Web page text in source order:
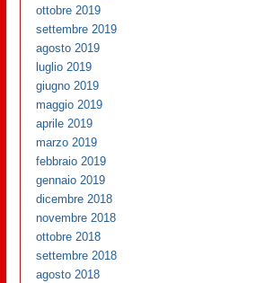
ottobre 2019
settembre 2019
agosto 2019
luglio 2019
giugno 2019
maggio 2019
aprile 2019
marzo 2019
febbraio 2019
gennaio 2019
dicembre 2018
novembre 2018
ottobre 2018
settembre 2018
agosto 2018